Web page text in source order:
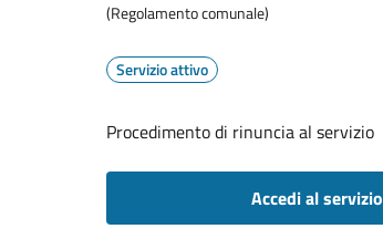
(Regolamento comunale)
Servizio attivo
Procedimento di rinuncia al servizio
Accedi al servizio